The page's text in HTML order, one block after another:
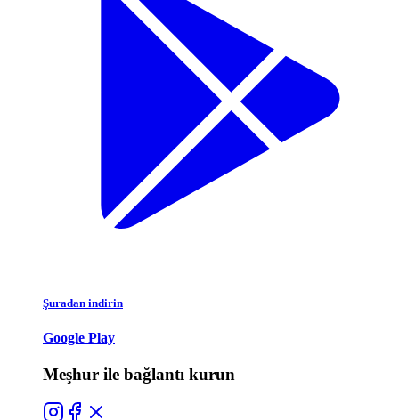
Şuradan indirin
Google Play
Meşhur ile bağlantı kurun